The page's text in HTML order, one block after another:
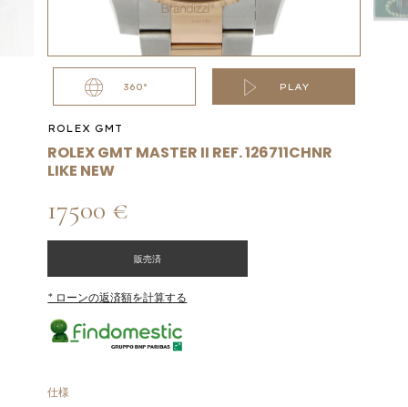
360° PLAY
ROLEX GMT
ROLEX GMT MASTER II REF. 126711CHNR
LIKE NEW
17500 €
販売済
* ローンの返済額を計算する
仕様